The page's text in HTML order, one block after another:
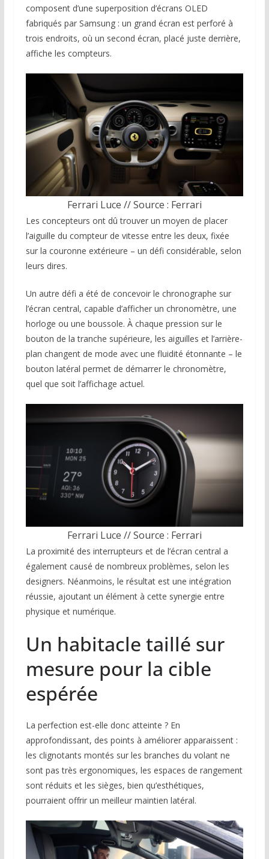
composent d’une superposition d’écrans OLED
fabriqués par Samsung : un grand écran est perforé à
trois endroits, où un second écran, placé juste derrière,
affiche les compteurs.
Ferrari Luce // Source : Ferrari
Les concepteurs ont dû trouver un moyen de placer
l’aiguille du compteur de vitesse entre les deux, fixée
sur la couronne extérieure – un défi considérable, selon
leurs dires.
Un autre défi a été de concevoir le chronographe sur
l’écran central, capable d’afficher un chronomètre, une
horloge ou une boussole. À chaque pression sur le
bouton de la tranche supérieure, les aiguilles et l’arrière-
plan changent de mode avec une fluidité étonnante – le
bouton latéral permet de démarrer le chronomètre,
quel que soit l’affichage actuel.
Ferrari Luce // Source : Ferrari
La proximité des interrupteurs et de l’écran central a
également causé de nombreux problèmes, selon les
designers. Néanmoins, le résultat est une intégration
réussie, ajoutant un élément à cette synergie entre
physique et numérique.
Un habitacle taillé sur
mesure pour la cible
espérée
La perfection est-elle donc atteinte ? En
approfondissant, des points à améliorer apparaissent :
les clignotants montés sur les branches du volant ne
sont pas très ergonomiques, les espaces de rangement
sont réduits et les sièges, bien qu’esthétiques,
pourraient offrir un meilleur maintien latéral.